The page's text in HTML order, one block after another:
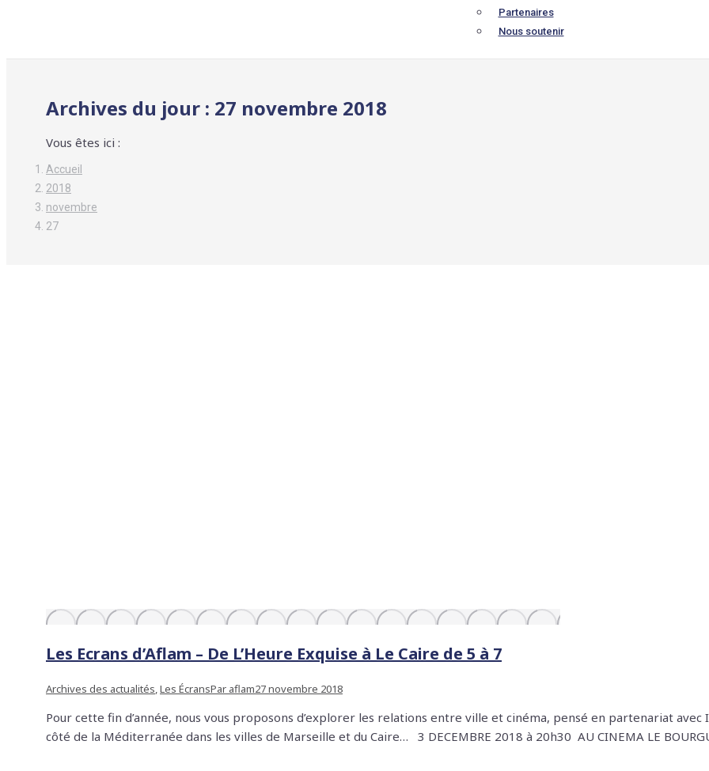
Partenaires
Nous soutenir
Archives du jour : 27 novembre 2018
Vous êtes ici :
Accueil
2018
novembre
27
Les Ecrans d’Aflam – De L’Heure Exquise à Le Caire de 5 à 7
Archives des actualités,Les ÉcransPar aflam27 novembre 2018
Pour cette fin d’année, nous vous proposons d’explorer les relations entre ville et cinéma, pensé en partenariat
côté de la Méditerranée dans les villes de Marseille et du Caire… 3 DECEMBRE 2018 à 20h30 AU CINEMA LE